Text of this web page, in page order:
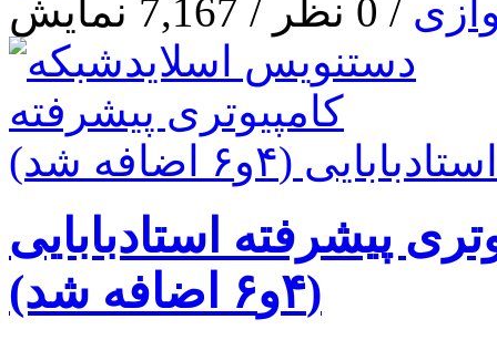
/ 0 نظر / 7,167 نمایش
پیشرفته استادبابایی
(۴و۶ اضافه شد)